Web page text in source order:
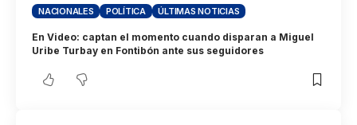
NACIONALES POLÍTICA ÚLTIMAS NOTICIAS
En Video: captan el momento cuando disparan a Miguel
Uribe Turbay en Fontibón ante sus seguidores